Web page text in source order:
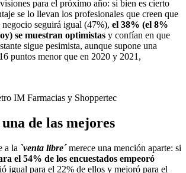
para el próximo año: si bien es cierto
se lo llevan los profesionales que creen que
seguirá igual (47%), el 38% (el 8%
se muestran optimistas y confían en que
sigue pesimista, aunque supone una
puntos menor que en 2020 y 2021,
IM Farmacias y Shoppertec
de las mejores
a la `venta libre´merece una mención aparte: si
el 54% de los encuestados empeoró
igual para el 22% de ellos y mejoró para el